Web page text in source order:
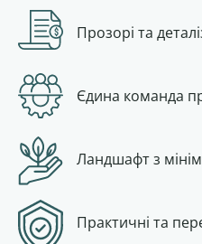
Прозорі та
Єдина команда
Ландшафт з
Практичні та